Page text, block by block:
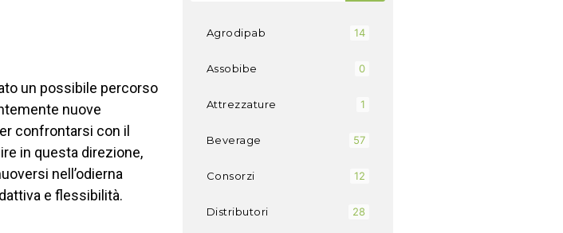
un possibile percorso
nuove
confrontarsi con il
in questa direzione,
nell’odierna
e flessibilità.
Agrodipab 14
Assobibe 0
Attrezzature 1
Beverage 57
Consorzi 12
Distributori 28